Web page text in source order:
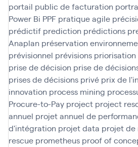
portail public de facturation
Power Bi PPF pratique agile
prédictif prediction prédictions
Anaplan préservation
prévisionnel prévisions priorisation
prise de décision prise de
prises de décisions privé prix de
innovation process mining
Procure-to-Pay project project
annuel projet annuel de
d'intégration projet data projet de
rescue prometheus proof of